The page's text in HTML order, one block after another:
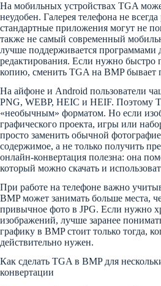
На мобильных устройствах TGA
неудобен. Галерея телефона не
стандартные приложения могут не
также не самый современный
лучше поддерживается программами
редактирования. Если нужно быстро
копию, сменить TGA на BMP
На айфоне и Android пользователи
PNG, WEBP, HEIC и HEIF. Поэтому
«необычным» форматом. Но если
графического проекта, игры или
просто заменить обычной
содержимое, а не только получить
онлайн-конвертация полезна: она
который можно скачать и
При работе на телефоне важно
BMP может занимать больше места,
привычное фото в JPG. Если нужно
изображений, лучше заранее
графику в BMP стоит только тогда,
действительно нужен.
Как сделать TGA в BMP для
конвертации